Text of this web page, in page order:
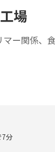
場
ー関係、
7分